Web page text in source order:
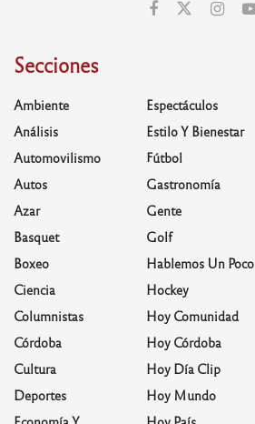
Secciones
Ambiente
Análisis
Automovilismo
Autos
Azar
Basquet
Boxeo
Ciencia
Columnistas
Córdoba
Cultura
Deportes
Espectáculos
Estilo Y Bienestar
Fútbol
Gastronomía
Gente
Golf
Hablemos Un Poco
Hockey
Hoy Comunidad
Hoy Córdoba
Hoy Día Clip
Hoy Mundo